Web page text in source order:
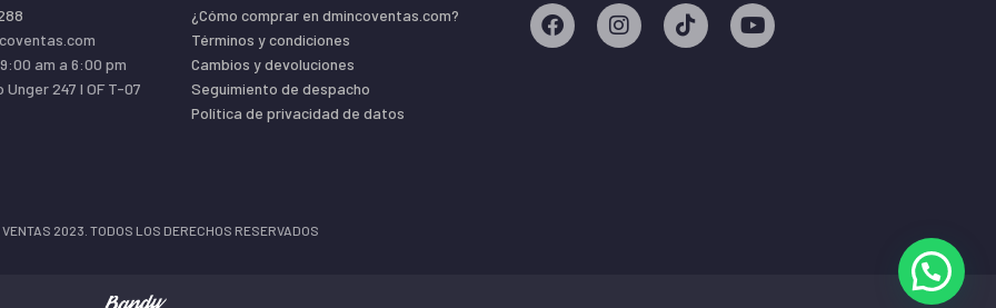
am a 6:00 pm
Unger 247 l OF T-07
¿Cómo comprar en dmincoventas.com?
Términos y condiciones
Cambios y devoluciones
Seguimiento de despacho
Política de privacidad de datos
VENTAS 2023. TODOS LOS DERECHOS RESERVADOS